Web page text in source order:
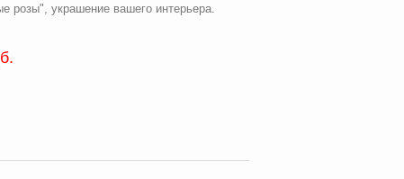
розы", украшение вашего интерьера.